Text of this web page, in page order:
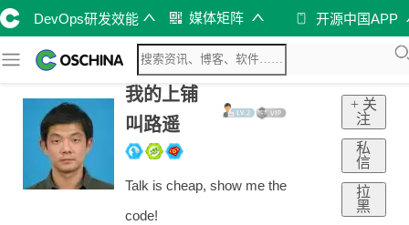
DevOps研发效能 媒体矩阵 开源中国APP
我的上铺
叫路遥
Talk is cheap, show me the
code!
+ 关
注
私
信
拉
黑